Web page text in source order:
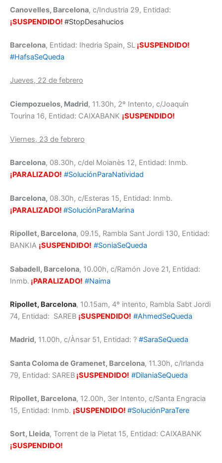
Canovelles, Barcelona, c/Industria 29, Entidad:
¡SUSPENDIDO! #StopDesahucios
Barcelona, Entidad: Ihedria Spain, SL ¡SUSPENDIDO!
#HafsaSeQueda
Jueves, 22 de febrero
Ciempozuelos, Madrid, 11.30h, 2º Intento, c/Joaquín
Tourina 16, Entidad: CAIXABANK ¡SUSPENDIDO!
Viernes, 23 de febrero
Barcelona, 08.30h, c/del Moianès 12, Entidad: Inmb.
¡PARALIZADO! #SoluciónParaNatividad
Barcelona, 08.30h, c/Esteras 15, Entidad: Inmb.
¡PARALIZADO! #SoluciónParaMarina
Ripollet, Barcelona, 09.15, Rambla Sant Jordi 130, Entidad:
BANKIA ¡SUSPENDIDO! #SoniaSeQueda
Sabadell, Barcelona, 10.00h, c/Ramón Jove 21, Entidad:
Inmb. ¡PARALIZADO! #Naima
Ripollet, Barcelona, 10.15am, 4º intento, Rambla Sabt Jordi
74, Entidad: SAREB ¡SUSPENDIDO! #AhmedSeQueda
Madrid, 11.00h, c/Ànsar 51, Entidad: ? #SaraSeQueda
Santa Coloma de Gramenet, Barcelona, 11.30h, c/Irlanda
79, Entidad: SAREB ¡SUSPENDIDO! #DilaniaSeQueda
Ripollet, Barcelona, 12.00h, 3er Intento, c/Santa Engracia
15, Entidad: Inmb. ¡SUSPENDIDO! #SoluciónParaTere
Sort, Lleida, Torrent de la Pietat 15, Entidad: CAIXABANK
¡SUSPENDIDO!